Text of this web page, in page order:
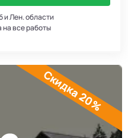
Лен. области
на все работы
Скидка 20%